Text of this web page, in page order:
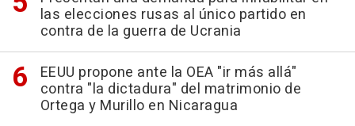
las elecciones rusas al único partido en
contra de la guerra de Ucrania
EEUU propone ante la OEA "ir más allá"
contra "la dictadura" del matrimonio de
Ortega y Murillo en Nicaragua